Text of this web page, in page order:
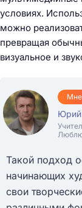
условиях.
можно
превращая
визуальное и
Юрий
Люблю
Такой подход
начинающих
свои